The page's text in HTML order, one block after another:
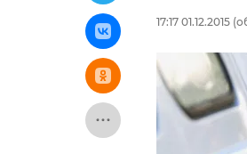
17:17 01.12.2015